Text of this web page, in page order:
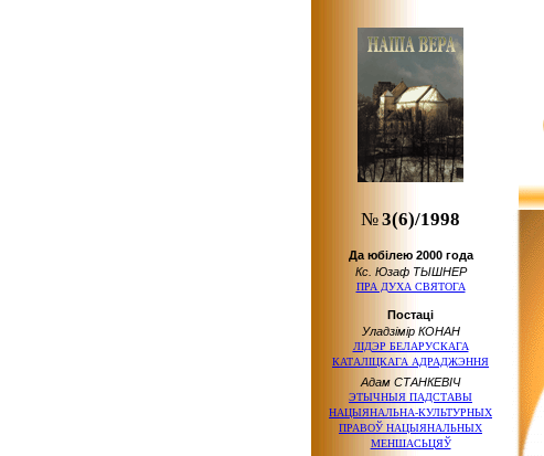
№3(6)/1998
Да юбілею 2000 года
Кс. Юзаф ТЫШНЕР
ПРА ДУХА СВЯТОГА
Постаці
Уладзімір КОНАН
ЛІДЭР БЕЛАРУСКАГА
КАТАЛІЦКАГА АДРАДЖЭННЯ
Адам СТАНКЕВІЧ
ЭТЫЧНЫЯ ПАДСТАВЫ
НАЦЫЯНАЛЬНА-КУЛЬТУРНЫХ
ПРАВОЎ НАЦЫЯНАЛЬНЫХ
МЕНШАСЬЦЯЎ